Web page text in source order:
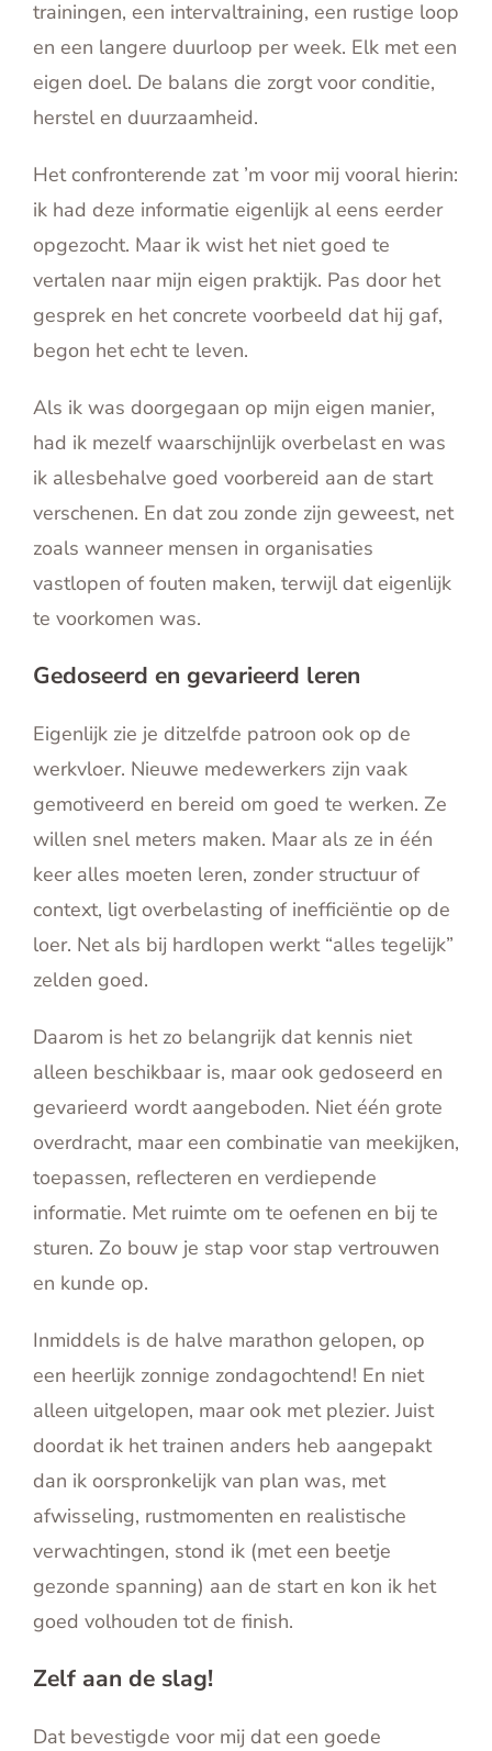
trainingen, een intervaltraining, een rustige loop
en een langere duurloop per week. Elk met een
eigen doel. De balans die zorgt voor conditie,
herstel en duurzaamheid.
Het confronterende zat ’m voor mij vooral hierin:
ik had deze informatie eigenlijk al eens eerder
opgezocht. Maar ik wist het niet goed te
vertalen naar mijn eigen praktijk. Pas door het
gesprek en het concrete voorbeeld dat hij gaf,
begon het echt te leven.
Als ik was doorgegaan op mijn eigen manier,
had ik mezelf waarschijnlijk overbelast en was
ik allesbehalve goed voorbereid aan de start
verschenen. En dat zou zonde zijn geweest, net
zoals wanneer mensen in organisaties
vastlopen of fouten maken, terwijl dat eigenlijk
te voorkomen was.
Gedoseerd en gevarieerd leren
Eigenlijk zie je ditzelfde patroon ook op de
werkvloer. Nieuwe medewerkers zijn vaak
gemotiveerd en bereid om goed te werken. Ze
willen snel meters maken. Maar als ze in één
keer alles moeten leren, zonder structuur of
context, ligt overbelasting of inefficiëntie op de
loer. Net als bij hardlopen werkt “alles tegelijk”
zelden goed.
Daarom is het zo belangrijk dat kennis niet
alleen beschikbaar is, maar ook gedoseerd en
gevarieerd wordt aangeboden. Niet één grote
overdracht, maar een combinatie van meekijken,
toepassen, reflecteren en verdiepende
informatie. Met ruimte om te oefenen en bij te
sturen. Zo bouw je stap voor stap vertrouwen
en kunde op.
Inmiddels is de halve marathon gelopen, op
een heerlijk zonnige zondagochtend! En niet
alleen uitgelopen, maar ook met plezier. Juist
doordat ik het trainen anders heb aangepakt
dan ik oorspronkelijk van plan was, met
afwisseling, rustmomenten en realistische
verwachtingen, stond ik (met een beetje
gezonde spanning) aan de start en kon ik het
goed volhouden tot de finish.
Zelf aan de slag!
Dat bevestigde voor mij dat een goede